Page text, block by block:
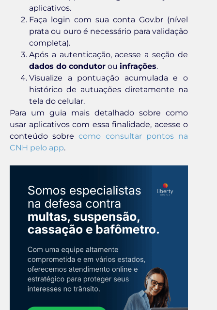
aplicativos.
Faça login com sua conta Gov.br (nível
prata ou ouro é necessário para validação
completa).
Após a autenticação, acesse a seção de
dados do condutor ou infrações.
Visualize a pontuação acumulada e o
histórico de autuações diretamente na
tela do celular.
Para um guia mais detalhado sobre como
usar aplicativos com essa finalidade, acesse o
conteúdo sobrecomo consultar pontos na
CNH pelo app.